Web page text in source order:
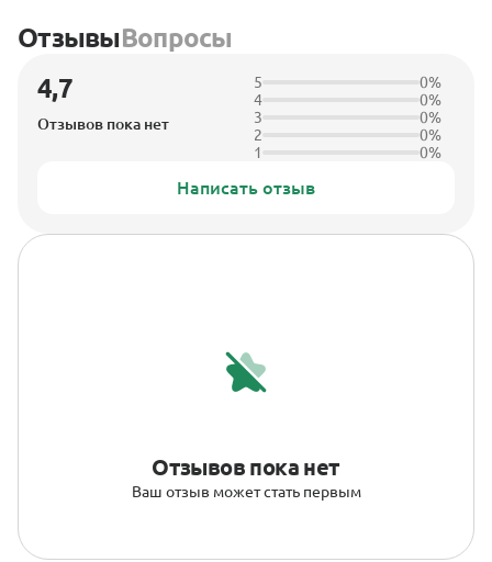
ОтзывыВопросы
4,7
Отзывов пока нет
5
0%
4
0%
3
0%
2
0%
1
0%
Написать отзыв
Отзывов пока нет
Ваш отзыв может стать первым